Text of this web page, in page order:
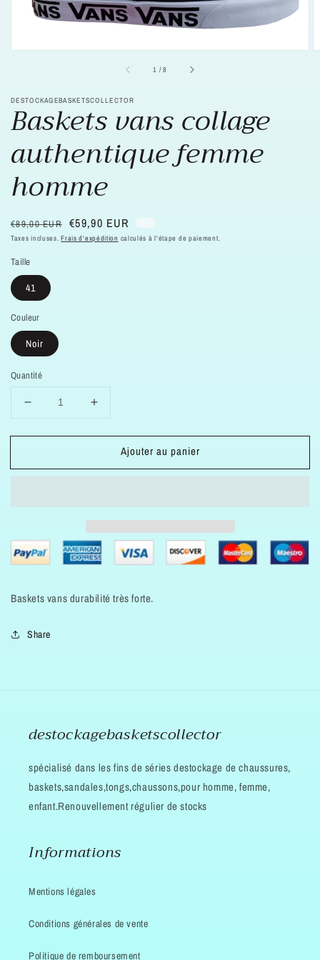
supports
multimédia
dans
la
1 /sur
8
DESTOCKAGEBASKETSCOLLECTOR
Baskets vans collage
authentique femme
homme
Prix
habituel
€89,00 EUR
Prix
soldé
€59,90 EUR
Taxes incluses.Frais d'expédition calculés à l'étape de paiement.
Taille
41
Couleur
Noir
Quantité
Réduire
quantité
Baskets
homme
Augmenter
quantité
Baskets
homme
Ajouter au panier
Baskets vans durabilité très forte.
Share
destockagebasketscollector
spécialisé dans les fins de séries destockage de chaussures,
baskets,sandales,tongs,chaussons,pour homme, femme,
enfant.Renouvellement régulier de stocks
Informations
Mentions légales
Conditions générales de vente
Politique de remboursement